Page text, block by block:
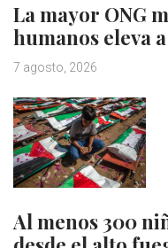
La mayor ONG
humanos eleva
7 agosto, 2026
Al menos 300